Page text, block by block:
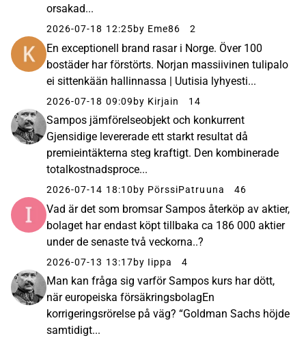
orsakad...
2026-07-18 12:25by Eme86 2
En exceptionell brand rasar i Norge. Över 100
bostäder har förstörts. Norjan massiivinen tulipalo
ei sittenkään hallinnassa | Uutisia lyhyesti...
2026-07-18 09:09 by Kirjain 14
Sampos jämförelseobjekt och konkurrent
Gjensidige levererade ett starkt resultat då
premieintäkterna steg kraftigt. Den kombinerade
totalkostnadsproce...
2026-07-14 18:10 by PörssiPatruuna 46
Vad är det som bromsar Sampos återköp av aktier,
bolaget har endast köpt tillbaka ca 186 000 aktier
under de senaste två veckorna..?
2026-07-13 13:17by Iippa 4
Man kan fråga sig varför Sampos kurs har dött,
när europeiska försäkringsbolag​En
korrigeringsrörelse på väg? “Goldman Sachs höjde
samtidigt...